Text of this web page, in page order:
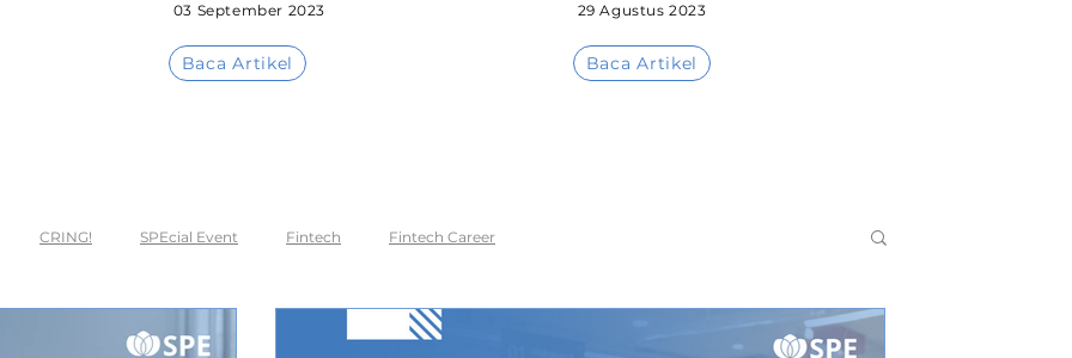
03 September 2023
Baca Artikel
29 Agustus 2023
Baca Artikel
CRING! SPEcial Event Fintech Fintech Career